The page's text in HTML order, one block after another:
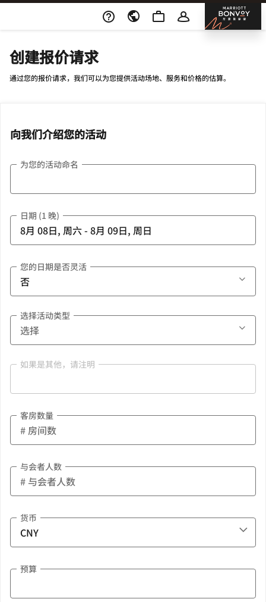
Skip To Content 邦
创建报价请求
通过您的报价请求，我们可以为您提供活动场地、服务和价格的估算。
向我们介绍您的活动
为您的活动命名
日期 (1 晚)
您的日期是否灵活
选择活动类型
如果是其他，请注明
客房数量
与会者人数
货币
预算